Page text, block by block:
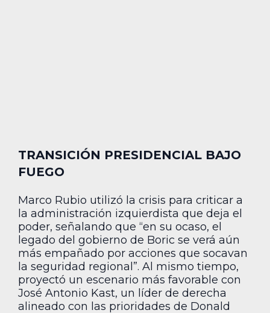
TRANSICIÓN PRESIDENCIAL BAJO
FUEGO
Marco Rubio utilizó la crisis para criticar a
la administración izquierdista que deja el
poder, señalando que “en su ocaso, el
legado del gobierno de Boric se verá aún
más empañado por acciones que socavan
la seguridad regional”. Al mismo tiempo,
proyectó un escenario más favorable con
José Antonio Kast, un líder de derecha
alineado con las prioridades de Donald